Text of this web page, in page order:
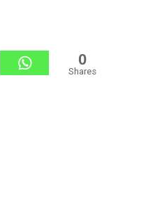
0
Shares